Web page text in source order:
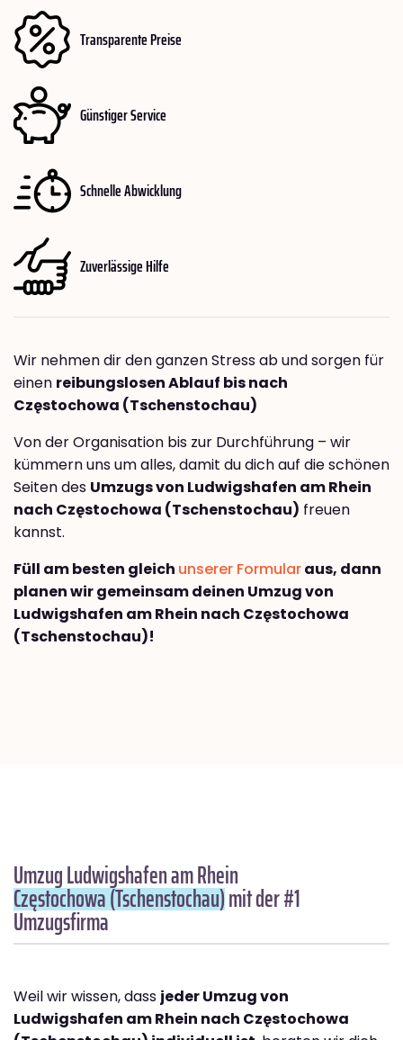
Transparente Preise
Günstiger Service
Schnelle Abwicklung
Zuverlässige Hilfe
Wir nehmen dir den ganzen Stress ab und sorgen für
einen reibungslosen Ablauf bis nach
Częstochowa (Tschenstochau)
Von der Organisation bis zur Durchführung – wir
kümmern uns um alles, damit du dich auf die schönen
Seiten des Umzugs von Ludwigshafen am Rhein
nach Częstochowa (Tschenstochau) freuen
kannst.
Füll am besten gleich unserer Formularaus, dann
planen wir gemeinsam deinen Umzug von
Ludwigshafen am Rhein nach Częstochowa
(Tschenstochau)!
Umzug Ludwigshafen am Rhein
Częstochowa (Tschenstochau)mit der #1
Umzugsfirma
Weil wir wissen, dass jeder Umzug von
Ludwigshafen am Rhein nach Częstochowa